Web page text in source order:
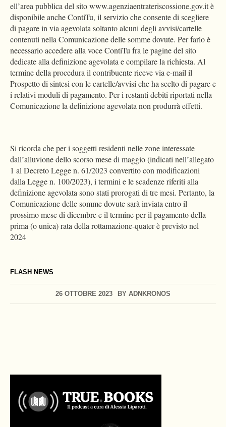
FLASH NEWS
26 OTTOBRE 2023 BY ADNKRONOS
ell’area pubblica del sito www.agenziaentrateriscossione.gov.it è
disponibile anche ContiTu, il servizio che consente di scegliere
di pagare in via agevolata soltanto alcuni degli avvisi/cartelle
contenuti nella Comunicazione delle somme dovute. Per farlo è
necessario accedere alla voce ContiTu fra le pagine del sito
dedicate alla definizione agevolata e compilare la richiesta. Al
termine della procedura il contribuente riceve via e-mail il
Prospetto di sintesi con le cartelle/avvisi che ha scelto di pagare e
i relativi moduli di pagamento. Per i restanti debiti riportati nella
Comunicazione la definizione agevolata non produrrà effetti.
Si ricorda che per i soggetti residenti nelle zone interessate
dall’alluvione dello scorso mese di maggio (indicati nell’allegato
1 al Decreto Legge n. 61/2023 convertito con modificazioni
dalla Legge n. 100/2023), i termini e le scadenze riferiti alla
definizione agevolata sono stati prorogati di tre mesi. Pertanto, la
Comunicazione delle somme dovute sarà inviata entro il
prossimo mese di dicembre e il termine per il pagamento della
prima (o unica) rata della rottamazione-quater è previsto nel
2024